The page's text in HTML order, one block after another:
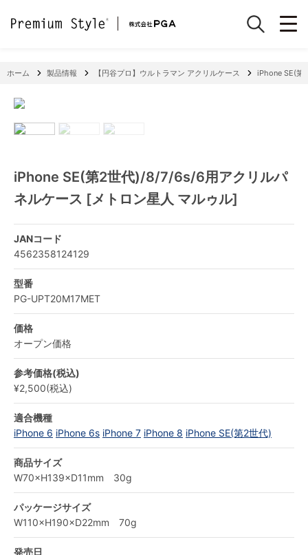
ホーム 製品情報 【円谷プロ】ウルトラマン アクリルケース iPhone SE(第
iPhone SE(第2世代)/8/7/6s/6用アクリルパ
ネルケース [メトロン星人 マルゥル]
JANコード
4562358124129
型番
PG-UPT20M17MET
価格
オープン価格
参考価格(税込)
¥2,500(税込)
適合機種
iPhone 6 iPhone 6s iPhone 7 iPhone 8 iPhone SE(第2世代)
商品サイズ
W70×H139×D11mm 30g
パッケージサイズ
W110×H190×D22mm 70g
発売日